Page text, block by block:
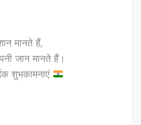
मानते हैं,
जान मानते हैं।
शुभकामनाएं